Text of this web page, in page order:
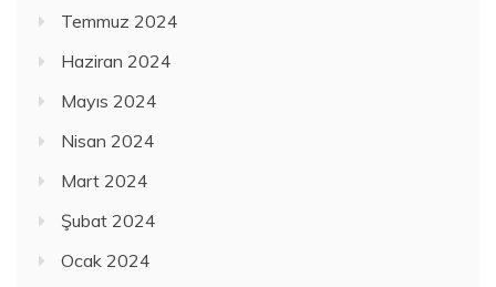
Temmuz 2024
Haziran 2024
Mayıs 2024
Nisan 2024
Mart 2024
Şubat 2024
Ocak 2024